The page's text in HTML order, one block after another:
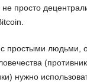
не просто
простыми людьми,
нужно